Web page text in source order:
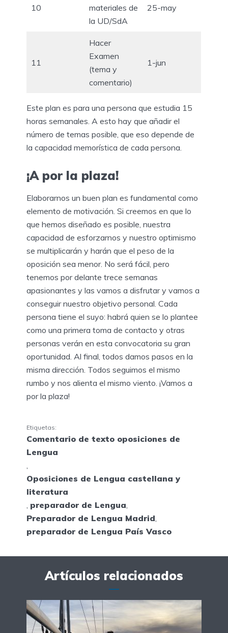
10
materiales de
la UD/SdA
25-may
11
Hacer
Examen
(tema y
comentario)
1-jun
Este plan es para una persona que estudia 15
horas semanales. A esto hay que añadir el
número de temas posible, que eso depende de
la capacidad memorística de cada persona.
¡A por la plaza!
Elaborarnos un buen plan es fundamental como
elemento de motivación. Si creemos en que lo
que hemos diseñado es posible, nuestra
capacidad de esforzarnos y nuestro optimismo
se multiplicarán y harán que el peso de la
oposición sea menor. No será fácil, pero
tenemos por delante trece semanas
apasionantes y las vamos a disfrutar y vamos a
conseguir nuestro objetivo personal. Cada
persona tiene el suyo: habrá quien se lo plantee
como una primera toma de contacto y otras
personas verán en esta convocatoria su gran
oportunidad. Al final, todos damos pasos en la
misma dirección. Todos seguimos el mismo
rumbo y nos alienta el mismo viento. ¡Vamos a
por la plaza!
Etiquetas:
Comentario de texto oposiciones de
Lengua
Oposiciones de Lengua castellana y
literatura
preparador de Lengua
Preparador de Lengua Madrid
preparador de Lengua País Vasco
Artículos relacionados